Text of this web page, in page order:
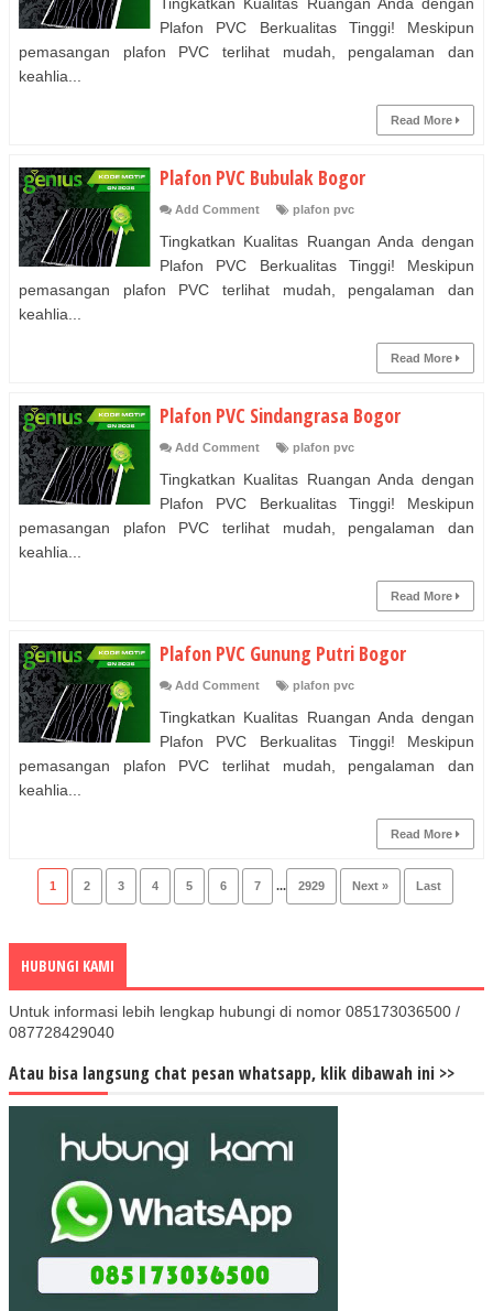
Plafon PVC Berkualitas Tinggi! Meskipun
pemasangan plafon PVC terlihat mudah, pengalaman dan
keahlia...
Read More
Plafon PVC Bubulak Bogor
Add Comment plafon pvc
Tingkatkan Kualitas Ruangan Anda dengan
Plafon PVC Berkualitas Tinggi! Meskipun
pemasangan plafon PVC terlihat mudah, pengalaman dan
keahlia...
Read More
Plafon PVC Sindangrasa Bogor
Add Comment plafon pvc
Tingkatkan Kualitas Ruangan Anda dengan
Plafon PVC Berkualitas Tinggi! Meskipun
pemasangan plafon PVC terlihat mudah, pengalaman dan
keahlia...
Read More
Plafon PVC Gunung Putri Bogor
Add Comment plafon pvc
Tingkatkan Kualitas Ruangan Anda dengan
Plafon PVC Berkualitas Tinggi! Meskipun
pemasangan plafon PVC terlihat mudah, pengalaman dan
keahlia...
Read More
1 2 3 4 5 6 7 ... 2929 Next » Last
HUBUNGI KAMI
Untuk informasi lebih lengkap hubungi di nomor 085173036500 /
087728429040
Atau bisa langsung chat pesan whatsapp, klik dibawah ini >>